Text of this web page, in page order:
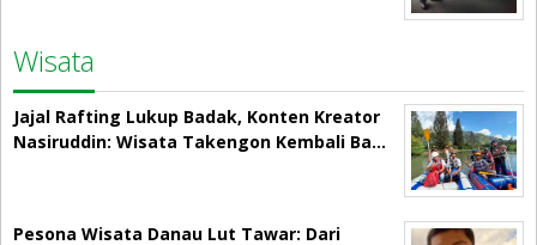
Wisata
Jajal Rafting Lukup Badak, Konten Kreator
Nasiruddin: Wisata Takengon Kembali Ba…
Pesona Wisata Danau Lut Tawar: Dari